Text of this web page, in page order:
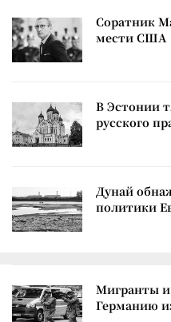
Соратник
мести США
В Эстонии
русского
Дунай
политики
Мигранты и
Германию